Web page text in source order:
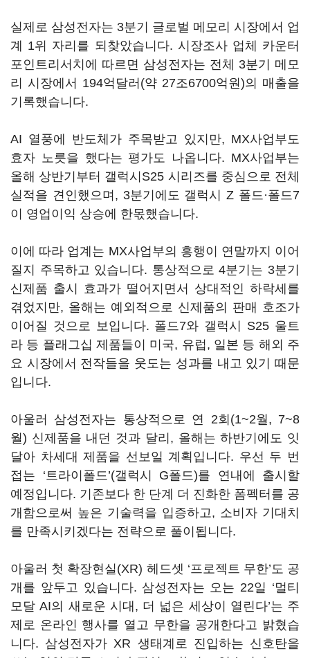
실제로 삼성전자는 3분기 글로벌 메모리 시장에서 업
계 1위 자리를 되찾았습니다. 시장조사 업체 카운터
포인트리서치에 따르면 삼성전자는 전체 3분기 메모
리 시장에서 194억달러(약 27조6700억원)의 매출을
기록했습니다.
AI 열풍에 반도체가 주목받고 있지만, MX사업부도
효자 노릇을 했다는 평가도 나옵니다. MX사업부는
올해 상반기부터 갤럭시S25 시리즈를 중심으로 전체
실적을 견인했으며, 3분기에도 갤럭시 Z 폴드·폴드7
이 영업이익 상승에 한몫했습니다.
이에 따라 업계는 MX사업부의 흥행이 연말까지 이어
질지 주목하고 있습니다. 통상적으로 4분기는 3분기
신제품 출시 효과가 떨어지면서 상대적인 하락세를
겪었지만, 올해는 예외적으로 신제품의 판매 호조가
이어질 것으로 보입니다. 폴드7와 갤럭시 S25 울트
라 등 플래그십 제품들이 미국, 유럽, 일본 등 해외 주
요 시장에서 전작들을 웃도는 성과를 내고 있기 때문
입니다.
아울러 삼성전자는 통상적으로 연 2회(1~2월, 7~8
월) 신제품을 내던 것과 달리, 올해는 하반기에도 잇
달아 차세대 제품을 선보일 계획입니다. 우선 두 번
접는 ‘트라이폴드’(갤럭시 G폴드)를 연내에 출시할
예정입니다. 기존보다 한 단계 더 진화한 폼펙터를 공
개함으로써 높은 기술력을 입증하고, 소비자 기대치
를 만족시키겠다는 전략으로 풀이됩니다.
아울러 첫 확장현실(XR) 헤드셋 ‘프로젝트 무한’도 공
개를 앞두고 있습니다. 삼성전자는 오는 22일 ‘멀티
모달 AI의 새로운 시대, 더 넓은 세상이 열린다’는 주
제로 온라인 행사를 열고 무한을 공개한다고 밝혔습
니다. 삼성전자가 XR 생태계로 진입하는 신호탄을